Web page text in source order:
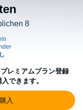
8
レミアムプラン登録
できます。
入